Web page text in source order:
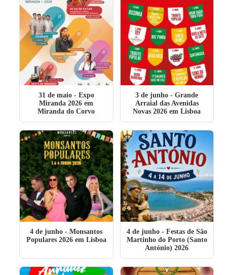
31 de maio- Expo
Miranda 2026 em
Miranda do Corvo
3 de junho - Grande
Arraial das Avenidas
Novas 2026 em Lisboa
4 de junho - Monsantos
Populares 2026 em Lisboa
4 de junho- Festas de São
Martinho do Porto (Santo
António) 2026